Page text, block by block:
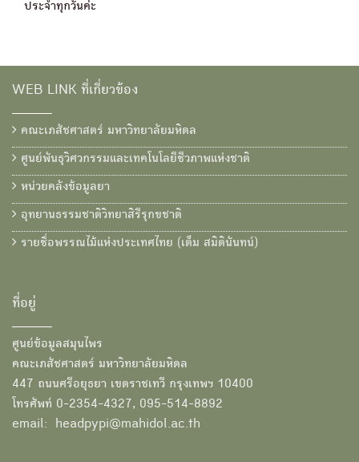
ประจำทุกวันค่ะ
WEB LINK ที่เกี่ยวข้อง
คณะเภสัชศาสตร์ มหาวิทยาลัยมหิดล
ศูนย์พันธุวิศวกรรมและเทคโนโลยีชีวภาพแห่งชาติ
หน่วยคลังข้อมูลยา
อุทยานธรรมชาติวิทยาสิรีรุกขชาติ
รายชื่อพรรณไม้แห่งประเทศไทย (เต็ม สมิตินันทน์)
ที่อยู่
ศูนย์ข้อมูลสมุนไพร
คณะเภสัชศาสตร์ มหาวิทยาลัยมหิดล
447 ถนนศรีอยุธยา เขตราชเทวี กรุงเทพฯ 10400
โทรศัพท์ 0-2354-4327, 095-514-8892
email: headpypi@mahidol.ac.th